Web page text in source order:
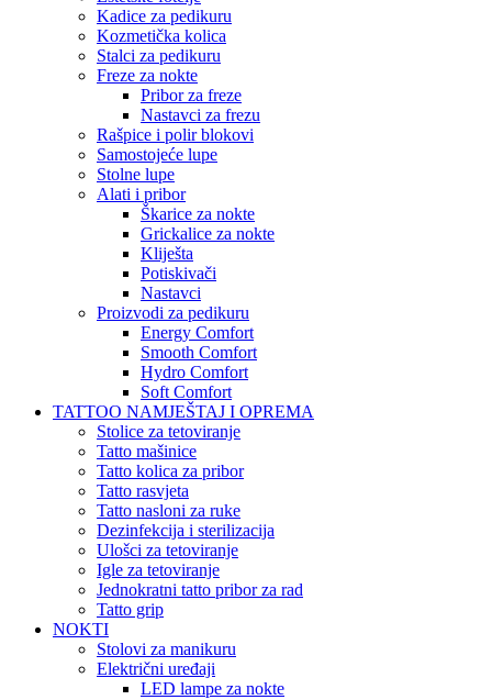
Kadice za pedikuru
Kozmetička kolica
Stalci za pedikuru
Freze za nokte
Pribor za freze
Nastavci za frezu
Rašpice i polir blokovi
Samostojeće lupe
Stolne lupe
Alati i pribor
Škarice za nokte
Grickalice za nokte
Kliješta
Potiskivači
Nastavci
Proizvodi za pedikuru
Energy Comfort
Smooth Comfort
Hydro Comfort
Soft Comfort
TATTOO NAMJEŠTAJ I OPREMA
Stolice za tetoviranje
Tatto mašinice
Tatto kolica za pribor
Tatto rasvjeta
Tatto nasloni za ruke
Dezinfekcija i sterilizacija
Ulošci za tetoviranje
Igle za tetoviranje
Jednokratni tatto pribor za rad
Tatto grip
NOKTI
Stolovi za manikuru
Električni uređaji
LED lampe za nokte